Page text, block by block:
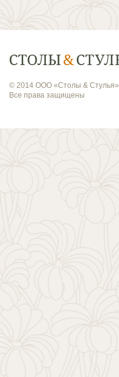
© 2014 ООО «Столы & Стулья»
Все права защищены